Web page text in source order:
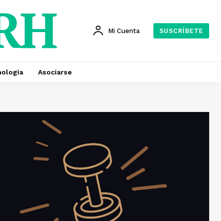
Mi Cuenta SUSCRÍBETE
Asociarse